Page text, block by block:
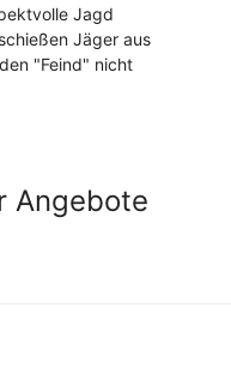
Jagd
Jäger aus
"Feind" nicht
Angebote